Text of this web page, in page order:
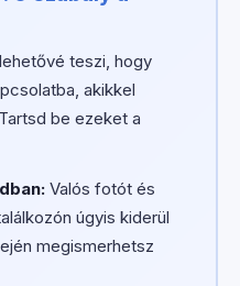
lehetővé teszi, hogy
akikkel
be ezeket a
Valós fotót és
úgyis kiderül
megismerhetsz